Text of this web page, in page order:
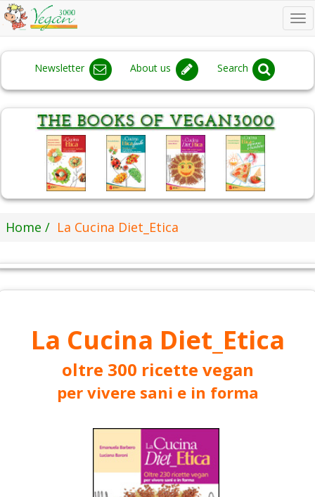
Newsletter About us Search
Home La Cucina Diet_Etica
La Cucina Diet_Etica
oltre 300 ricette vegan
per vivere sani e in forma